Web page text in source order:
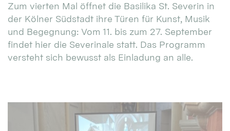
Zum vierten Mal öffnet die Basilika St. Severin in
der Kölner Südstadt ihre Türen für Kunst, Musik
und Begegnung: Vom 11. bis zum 27. September
findet hier die Severinale statt. Das Programm
versteht sich bewusst als Einladung an alle.